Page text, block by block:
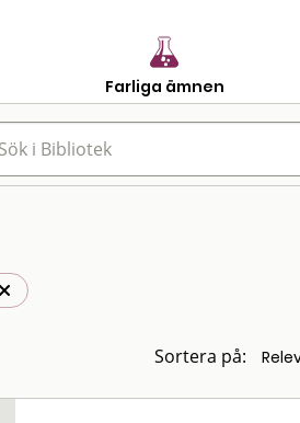
Farliga ämnen
Sortera på: